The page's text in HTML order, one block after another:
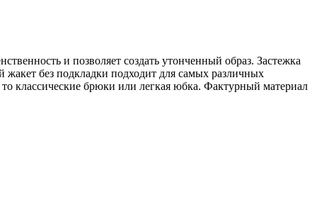
и позволяет создать утонченный образ. Застежка
без подкладки подходит для самых различных
классические брюки или легкая юбка. Фактурный материал